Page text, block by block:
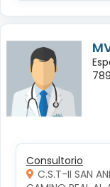
789
Consultorio
C.S.T-II SAN